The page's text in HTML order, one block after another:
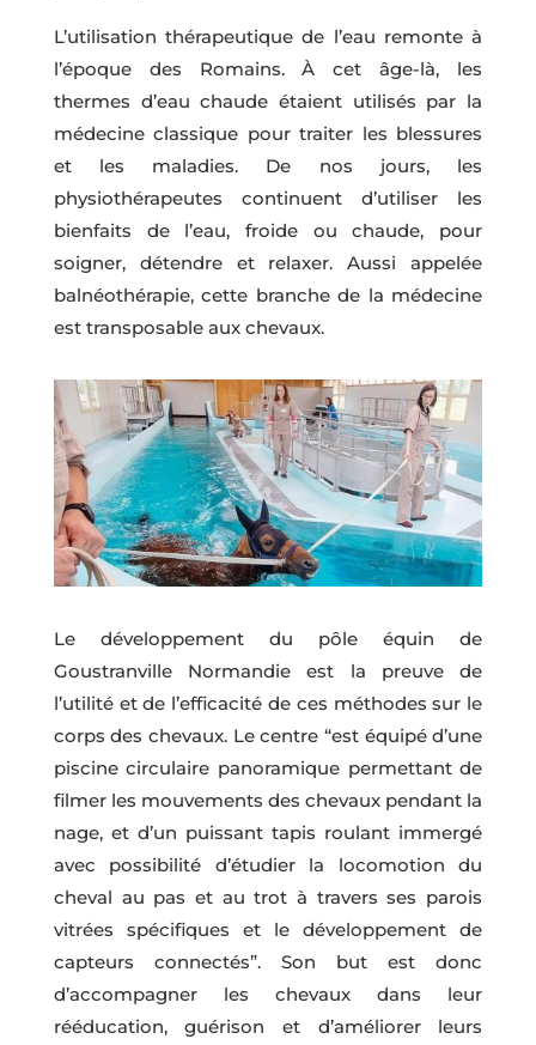
L’utilisation thérapeutique de l’eau remonte à
l’époque des Romains. À cet âge-là, les
thermes d’eau chaude étaient utilisés par la
médecine classique pour traiter les blessures
et les maladies. De nos jours, les
physiothérapeutes continuent d’utiliser les
bienfaits de l’eau, froide ou chaude, pour
soigner, détendre et relaxer. Aussi appelée
balnéothérapie, cette branche de la médecine
est transposable aux chevaux.
Le développement du pôle équin de
Goustranville Normandie est la preuve de
l’utilité et de l’efficacité de ces méthodes sur le
corps des chevaux. Le centre “est équipé d’une
piscine circulaire panoramique permettant de
filmer les mouvements des chevaux pendant la
nage, et d’un puissant tapis roulant immergé
avec possibilité d’étudier la locomotion du
cheval au pas et au trot à travers ses parois
vitrées spécifiques et le développement de
capteurs connectés”. Son but est donc
d’accompagner les chevaux dans leur
rééducation, guérison et d’améliorer leurs